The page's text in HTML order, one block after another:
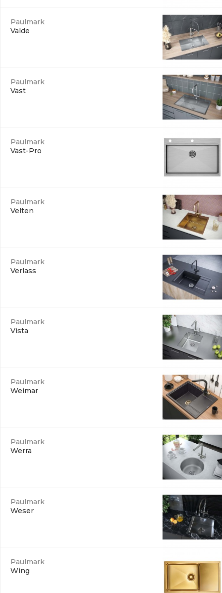
Paulmark
Valde
Paulmark
Vast
Paulmark
Vast-Pro
Paulmark
Velten
Paulmark
Verlass
Paulmark
Vista
Paulmark
Weimar
Paulmark
Werra
Paulmark
Weser
Paulmark
Wing